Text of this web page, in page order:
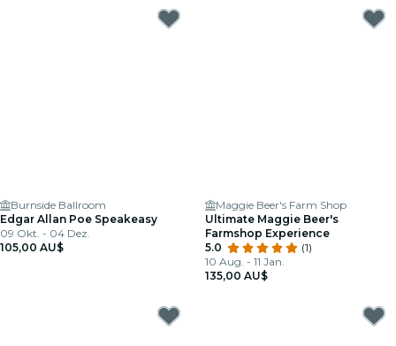
Burnside Ballroom
Edgar Allan Poe Speakeasy
09 Okt. - 04 Dez.
105,00 AU$
Maggie Beer's Farm Shop
Ultimate Maggie Beer's
Farmshop Experience
5.0
(1)
10 Aug. - 11 Jan.
135,00 AU$